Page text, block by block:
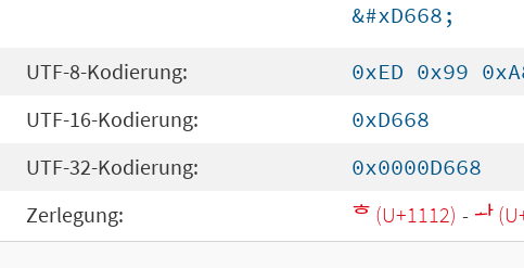
&#xD668;
UTF-8-Kodierung:
0xED 0x99
UTF-16-Kodierung:
0xD668
UTF-32-Kodierung:
0x0000D668
Zerlegung:
ᄒ (U+1112) - ᅪ